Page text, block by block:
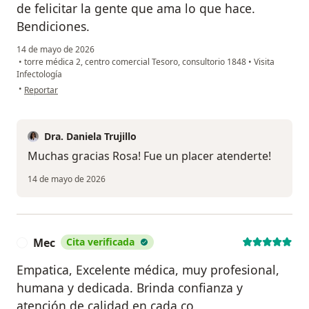
de felicitar la gente que ama lo que hace.
Bendiciones.
14 de mayo de 2026
• torre médica 2, centro comercial Tesoro, consultorio 1848 • Visita
Infectología
• en opinión del usuario Rosa Serna
Reportar
Dra. Daniela Trujillo
Muchas gracias Rosa! Fue un placer atenderte!
14 de mayo de 2026
Mec Cita verificada
Empatica, Excelente médica, muy profesional,
humana y dedicada. Brinda confianza y